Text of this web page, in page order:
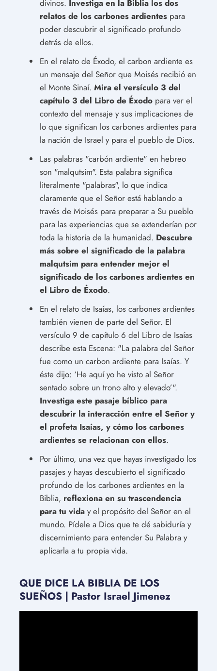
divinos. Investiga en la Biblia los dos
relatos de los carbones ardientes para
poder descubrir el significado profundo
detrás de ellos.
En el relato de Éxodo, el carbon ardiente es
un mensaje del Señor que Moisés recibió en
el Monte Sinaí. Mira el versículo 3 del
capítulo 3 del Libro de Éxodo para ver el
contexto del mensaje y sus implicaciones de
lo que significan los carbones ardientes para
la nación de Israel y para el pueblo de Dios.
Las palabras "carbón ardiente" en hebreo
son "malqutsim". Esta palabra significa
literalmente "palabras", lo que indica
claramente que el Señor está hablando a
través de Moisés para preparar a Su pueblo
para las experiencias que se extenderían por
toda la historia de la humanidad. Descubre
más sobre el significado de la palabra
malqutsim para entender mejor el
significado de los carbones ardientes en
el Libro de Éxodo.
En el relato de Isaías, los carbones ardientes
también vienen de parte del Señor. El
versículo 9 de capítulo 6 del Libro de Isaías
describe esta Escena: "La palabra del Señor
fue como un carbon ardiente para Isaías. Y
éste dijo: ‘He aquí yo he visto al Señor
sentado sobre un trono alto y elevado’".
Investiga este pasaje bíblico para
descubrir la interacción entre el Señor y
el profeta Isaías, y cómo los carbones
ardientes se relacionan con ellos.
Por último, una vez que hayas investigado los
pasajes y hayas descubierto el significado
profundo de los carbones ardientes en la
Biblia, reflexiona en su trascendencia
para tu vida y el propósito del Señor en el
mundo. Pídele a Dios que te dé sabiduría y
discernimiento para entender Su Palabra y
aplicarla a tu propia vida.
QUE DICE LA BIBLIA DE LOS
SUEÑOS | Pastor Israel Jimenez